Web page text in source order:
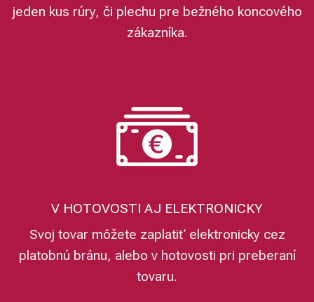
jeden kus rúry, či plechu pre bežného koncového
zákazníka.
V HOTOVOSTI AJ ELEKTRONICKY
Svoj tovar môžete zaplatiť elektronicky cez
platobnú bránu, alebo v hotovosti pri preberaní
tovaru.